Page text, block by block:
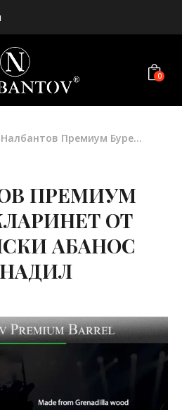
0
ПРЕМИУМ
ОТ
АБАНОС
Налбантов Премиум Буре...